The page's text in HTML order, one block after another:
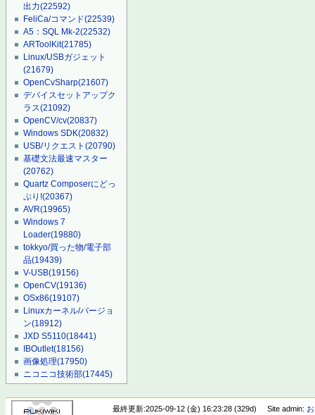
出力(22592)
FeliCa/コマンド(22539)
A5：SQL Mk-2(22532)
ARToolKit(21785)
Linux/USBガジェット
(21679)
OpenCvSharp(21607)
デバイスセットアップク
ラス(21092)
OpenCV/cv(20837)
Windows SDK(20832)
USB/リクエスト(20790)
基礎文法最速マスター
(20762)
Quartz Composerにどっ
ぷり!(20367)
AVR(19965)
Windows 7
Loader(19880)
tokkyo/買った物/電子部
品(19439)
V-USB(19156)
OpenCV(19136)
OSx86(19107)
Linuxカーネル/バージョ
ン(18912)
JXD S5110(18441)
IBOutlet(18156)
画像処理(17950)
ニコニコ技術部(17445)
最終更新:2025-09-12 (金) 16:23:28 (329d) Site admin: